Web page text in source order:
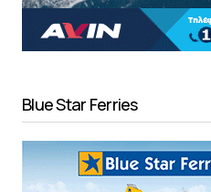
Blue Star Ferries